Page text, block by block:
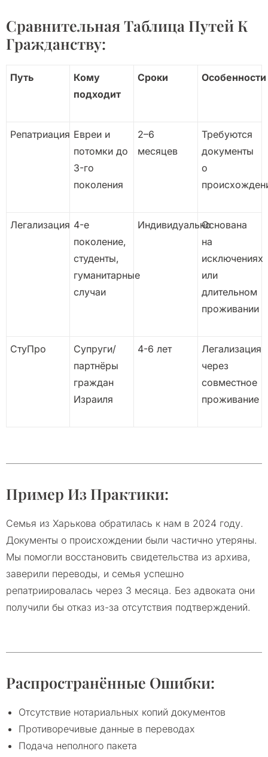
Сравнительная Таблица Путей К
Гражданству:
Путь
Кому
подходит
Сроки Особенности
Репатриация Евреи и
потомки до
3-го
поколения
2–6
месяцев
Требуются
документы
о
Легализация 4-е
поколение,
студенты,
гуманитарные
случаи
ИндивидуальноОснована
на
исключениях
или
длительном
проживании
СтуПро
Супруги/
партнёры
граждан
Израиля
4-6 лет
Легализация
через
совместное
проживание
Пример Из Практики:
Семья из Харькова обратилась к нам в 2024 году.
Документы о происхождении были частично утеряны.
Мы помогли восстановить свидетельства из архива,
заверили переводы, и семья успешно
репатриировалась через 3 месяца. Без адвоката они
получили бы отказ из-за отсутствия подтверждений.
Распространённые Ошибки:
Отсутствие нотариальных копий документов
Противоречивые данные в переводах
Подача неполного пакета